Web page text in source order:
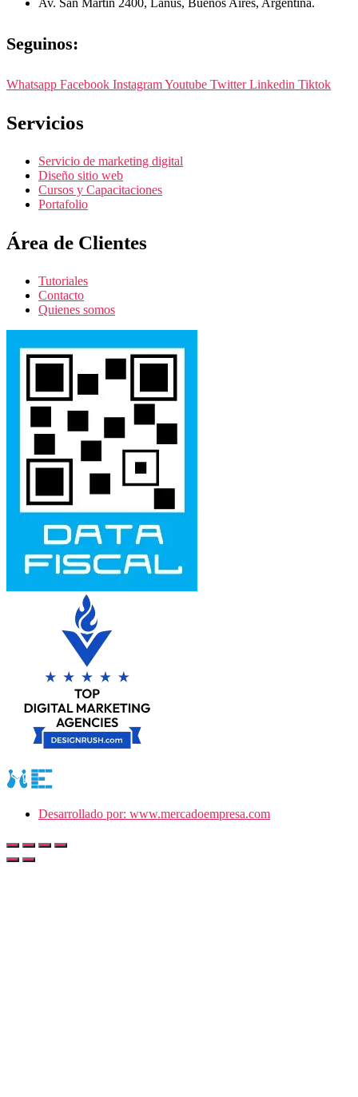
Seguinos:
Whatsapp Facebook InstagramYoutube Twitter Linkedin Tiktok
Servicios
Servicio de marketing digital
Diseño sitio web
Cursos y Capacitaciones
Portafolio
Área de Clientes
Tutoriales
Contacto
Quienes somos
Desarrollado por: www.mercadoempresa.com